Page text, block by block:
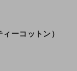
ーコットン）